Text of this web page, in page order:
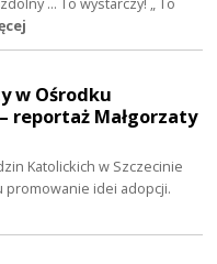
w Ośrodku
reportaż Małgorzaty
Katolickich w Szczecinie
promowanie idei adopcji.